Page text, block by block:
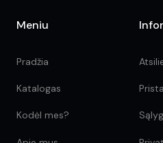
Meniu
Pradžia
Katalogas
Kodėl mes?